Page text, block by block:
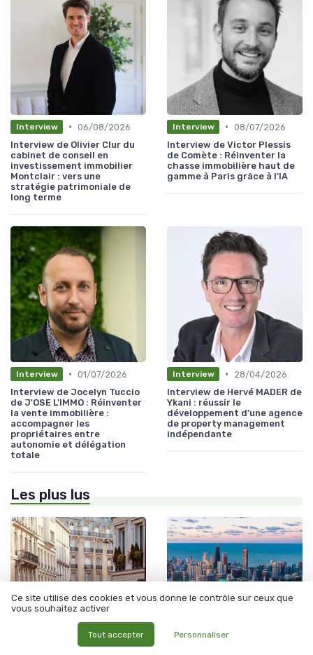
Interview • 06/08/2026
Interview de Olivier Clur du
cabinet de conseil en
investissement immobilier
Montclair : vers une
stratégie patrimoniale de
long terme
Interview • 08/07/2026
Interview de Victor Plessis
de Comète : Réinventer la
chasse immobilière haut de
gamme à Paris grâce à l’IA
Interview • 01/07/2026
Interview de Jocelyn Tuccio
de J'OSE L'IMMO : Réinventer
la vente immobilière :
accompagner les
propriétaires entre
autonomie et délégation
totale
Interview •
28/04/2026
Interview de Hervé MADER de
Ykani : réussir le
développement d’une agence
de property management
indépendante
Les plus lus
Ce site utilise des cookies et vous donne le contrôle sur ceux que
vous souhaitez activer
Tout accepter Personnaliser